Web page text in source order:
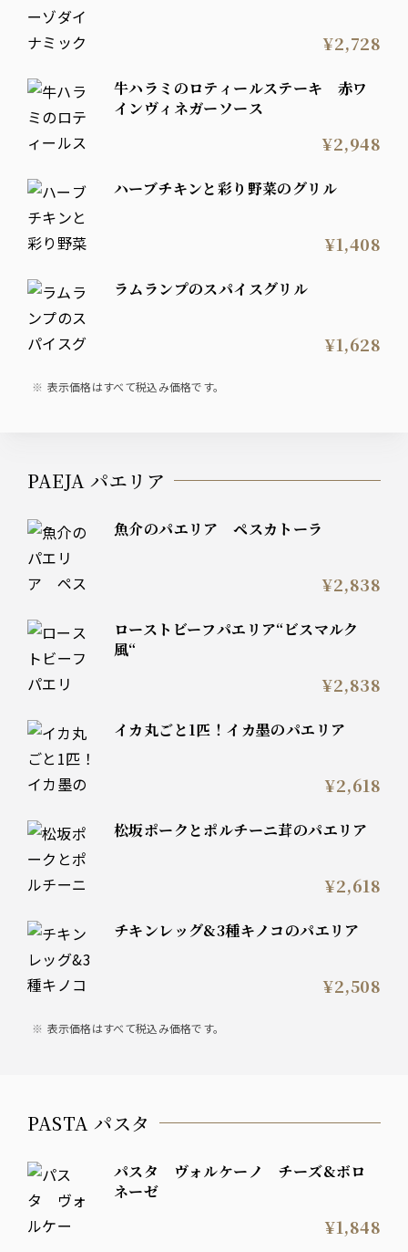
¥2,728
牛ハラミのロティールステーキ 赤ワ
インヴィネガーソース
¥2,948
ハーブチキンと彩り野菜のグリル
¥1,408
ラムランプのスパイスグリル
¥1,628
表示価格はすべて税込み価格です。
PAEJA パエリア
魚介のパエリア ペスカトーラ
¥2,838
ローストビーフパエリア“ビスマルク
風“
¥2,838
イカ丸ごと1匹！イカ墨のパエリア
¥2,618
松坂ポークとポルチーニ茸のパエリア
¥2,618
チキンレッグ&3種キノコのパエリア
¥2,508
表示価格はすべて税込み価格です。
PASTA パスタ
パスタ ヴォルケーノ チーズ&ボロ
ネーゼ
¥1,848